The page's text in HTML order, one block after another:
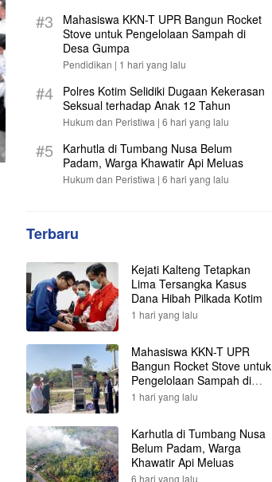
#3
Mahasiswa KKN-T UPR Bangun Rocket
Stove untuk Pengelolaan Sampah di
Desa Gumpa
Pendidikan | 1 hari yang lalu
#4
Polres Kotim Selidiki Dugaan Kekerasan
Seksual terhadap Anak 12 Tahun
Hukum dan Peristiwa | 6 hari yang lalu
#5
Karhutla di Tumbang Nusa Belum
Padam, Warga Khawatir Api Meluas
Hukum dan Peristiwa | 6 hari yang lalu
Terbaru
Kejati Kalteng Tetapkan
Lima Tersangka Kasus
Dana Hibah Pilkada Kotim
1 hari yang lalu
Mahasiswa KKN-T UPR
Bangun Rocket Stove untuk
Pengelolaan Sampah di
Desa Gumpa
1 hari yang lalu
Karhutla di Tumbang Nusa
Belum Padam, Warga
Khawatir Api Meluas
6 hari yang lalu